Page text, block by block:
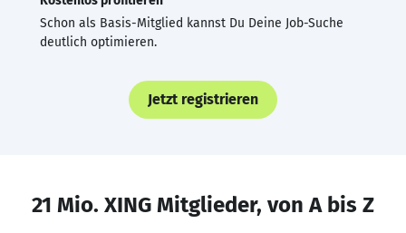
Schon als Basis-Mitglied kannst Du Deine Job-Suche
deutlich optimieren.
Jetzt registrieren
21 Mio. XING Mitglieder, von A bis Z